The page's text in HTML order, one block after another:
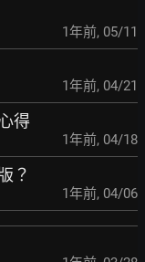
1年前, 05/11
1年前, 04/21
得
1年前, 04/18
？
1年前, 04/06